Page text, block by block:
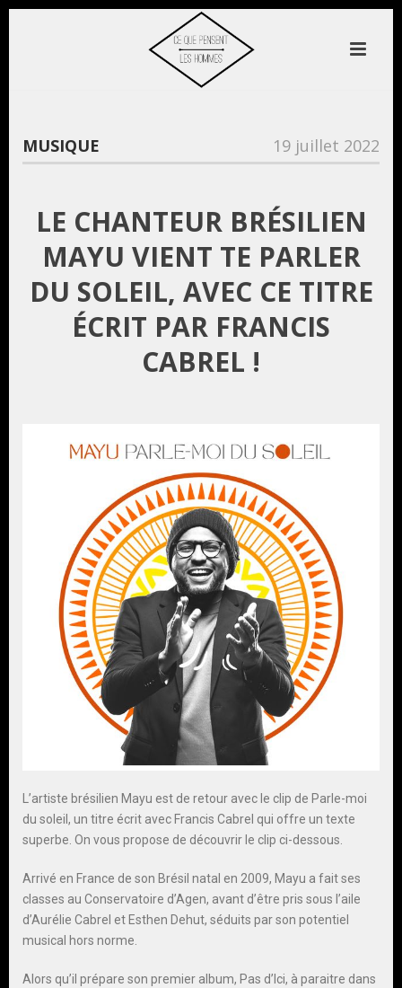
MUSIQUE 19 juillet 2022
LE CHANTEUR BRÉSILIEN
MAYU VIENT TE PARLER
DU SOLEIL, AVEC CE TITRE
ÉCRIT PAR FRANCIS
CABREL !
L’artiste brésilien Mayu est de retour avec le clip de Parle-moi
du soleil, un titre écrit avec Francis Cabrel qui offre un texte
superbe. On vous propose de découvrir le clip ci-dessous.
Arrivé en France de son Brésil natal en 2009, Mayu a fait ses
classes au Conservatoire d’Agen, avant d’être pris sous l’aile
d’Aurélie Cabrel et Esthen Dehut, séduits par son potentiel
musical hors norme.
Alors qu’il prépare son premier album, Pas d’Ici, à paraitre dans